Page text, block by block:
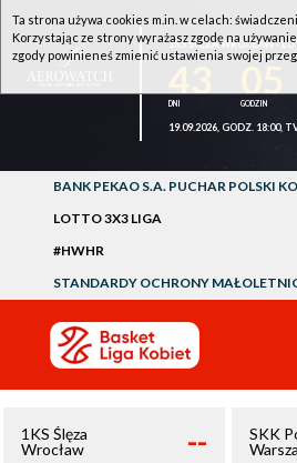
1KS ŚLĘZA WROCŁAW -
19.09.2026, GODZ. 18:00,
BANK PEKAO S.A. PUCHAR POLSKI
LOTTO 3X3 LIGA
#HWHR
STANDARDY OCHRONY
1KS Ślęza
Wrocław
--
SKK
Ta strona używa cookies m.in. w celach:
Korzystając ze strony wyrażasz zgodę na
zgody powinieneś zmienić ustawienia swojej